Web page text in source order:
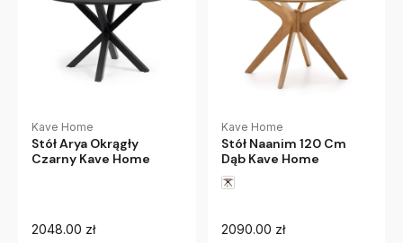
Kave Home
Stół Arya Okrągły
Czarny Kave Home
2048.00 zł
Kave Home
Stół Naanim 120 Cm
Dąb Kave Home
2090.00 zł